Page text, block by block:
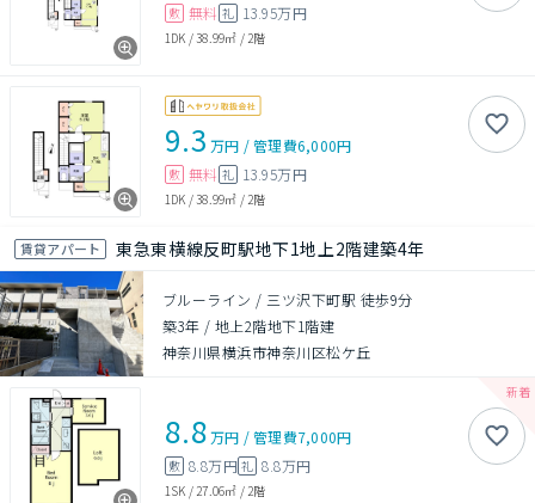
敷 無料 礼 13.95万円
1DK /38.99㎡ / 2階
9.3 万円 /管理費6,000円
敷 無料 礼 13.95万円
1DK /38.99㎡ /2階
賃貸アパート 東急東横線反町駅地下1地上2階建築4年
ブルーライン / 三ツ沢下町駅 徒歩9分
築3年 / 地上2階地下1階建
神奈川県横浜市神奈川区松ケ丘
8.8万円 /管理費7,000円
敷 8.8万円礼 8.8万円
1SK / 27.06㎡ / 2階